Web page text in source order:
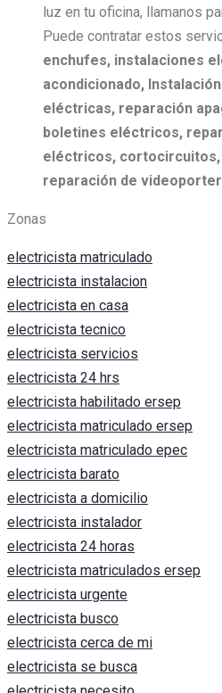
luz en tu oficina, llamanos
Puede contratar estos
enchufes, instalaciones
acondicionado,
eléctricas, reparación
boletines eléctricos, r
eléctricos, c
reparación de
Zonas
electricista matriculado
electricista instalacion
electricista en casa
electricista tecnico
electricista servicios
electricista 24 hrs
electricista habilitado ersep
electricista matriculado ersep
electricista matriculado epec
electricista barato
electricista a domicilio
electricista instalador
electricista 24 horas
electricista matriculados ersep
electricista urgente
electricista busco
electricista cerca de mi
electricista se busca